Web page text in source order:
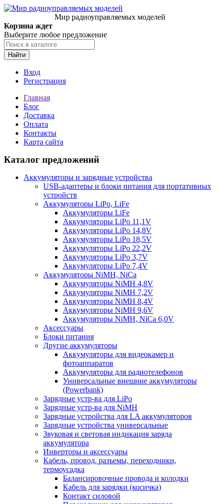
Мир радиоуправляемых моделей
Корзина ждет
Выберите любое предложение
Найти
Вход
Регистрация
Главная
Блог
Доставка
Оплата
Контакты
Карта сайта
Каталог предложений
Аккумуляторы и зарядные устройства
USB-адаптеры и блоки питания для портативных
устройств
Аккумуляторы LiPo, LiFe
Аккумуляторы LiFe
Аккумуляторы LiPo 11,1V
Аккумуляторы LiPo 14,8V
Аккумуляторы LiPo 18,5V
Аккумуляторы LiPo 22,2V
Аккумуляторы LiPo 3,7V
Аккумуляторы LiPo 7,4V
Аккумуляторы NiMH, NiCa
Аккумуляторы NiMH 4,8V
Аккумуляторы NiMH 7,2V
Аккумуляторы NiMH 8,4V
Аккумуляторы NiMH 9,6V
Аккумуляторы NiMH, NiCa 6,0V
Аксессуары
Блоки питания
Другие аккумуляторы
Аккумуляторы для видеокамер и
фотоаппаратов
Аккумуляторы для радиотелефонов
Универсальные внешние аккумуляторы
(Powerbank)
Зарядные устр-ва для LiPo
Зарядные устр-ва для NiMH
Зарядные устройства для LA аккумуляторов
Зарядные устройства универсальные
Звуковая и световая индикация заряда
аккумулятора
Инверторы и аксессуары
Кабель, провод, разъемы, переходники,
термоусадка
Балансировочные провода и колодки
Кабель для зарядки (косичка)
Контакт силовой